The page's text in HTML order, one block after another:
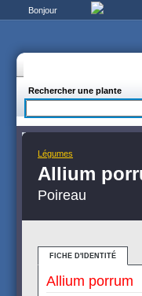
Bonjour
Rechercher une plante
Légumes
Allium
Poireau
FICHE D'IDENTITÉ
Allium porrum